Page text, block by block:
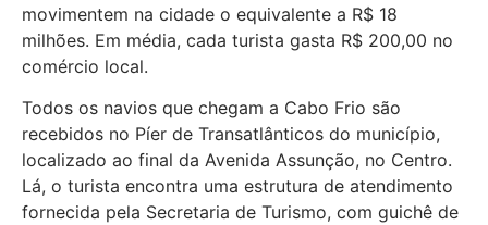
movimentem na cidade o equivalente a R$ 18
milhões. Em média, cada turista gasta R$ 200,00 no
comércio local.
Todos os navios que chegam a Cabo Frio são
recebidos no Píer de Transatlânticos do município,
localizado ao final da Avenida Assunção, no Centro.
Lá, o turista encontra uma estrutura de atendimento
fornecida pela Secretaria de Turismo, com guichê de